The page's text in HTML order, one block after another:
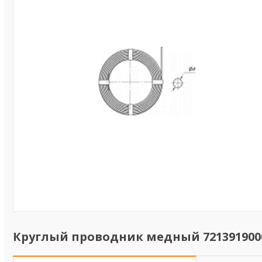
Круглый проводник медный